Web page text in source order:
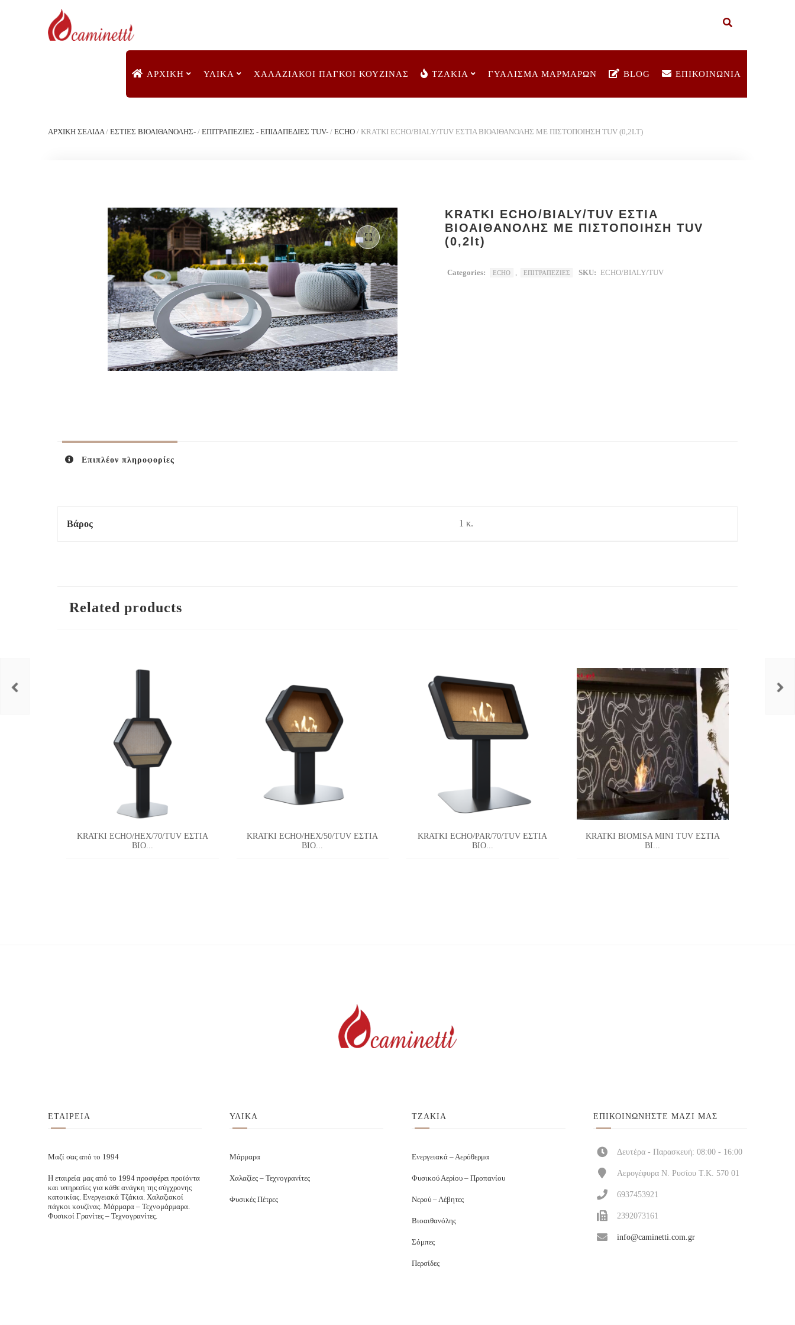
ΑΡΧΙΚΉ ΥΛΙΚΑ ΧΑΛΑΖΙΑΚΟΙ ΠΑΓΚΟΙ ΚΟΥΖΙΝΑΣ ΤΖΑΚΙΑ ΓΥΑΛΙΣΜΑ ΜΑΡΜΑΡΩΝ BLOG ΕΠΙΚΟΙΝΩΝΙΑ
ΑΡΧΙΚΉ ΣΕΛΊΔΑ / ΕΣΤΙΕΣ ΒΙΟΑΙΘΑΝΟΛΗΣ- / ΕΠΙΤΡΑΠΕΖΙΕΣ - ΕΠΙΔΑΠΕΔΙΕΣ TUV- / ECHO /KRATKI ECHO/BIALY/TUV ΕΣΤΙΑ ΒΙΟΑΙΘΑΝΟΛΗΣ ΜΕ ΠΙΣΤΟΠΟΙΗΣΗ TUV (0,2LT)
KRATKI ECHO/BIALY/TUV ΕΣΤΙΑ
ΒΙΟΑΙΘΑΝΟΛΗΣ ΜΕ ΠΙΣΤΟΠΟΙΗΣΗ TUV
(0,2lt)
Categories: ECHO , ΕΠΙΤΡΑΠΕΖΙΕΣ SKU: ECHO/BIALY/TUV
Επιπλέον πληροφορίες
Βάρος 1 κ.
Related products
KRATKI ECHO/HEX/70/TUV ΕΣΤΙΑ
ΒΙΟ...
KRATKI ECHO/HEX/50/TUV ΕΣΤΙΑ
ΒΙΟ...
KRATKI ECHO/PAR/70/TUV ΕΣΤΙΑ
ΒΙΟ...
KRATKI BIOMISA MINI TUV ΕΣΤΙΑ
ΒΙ...
ΕΤΑΙΡΕΙΑ
Μαζί σας από το 1994
Η εταιρεία μας από το 1994 προσφέρει προϊόντα
και υπηρεσίες για κάθε ανάγκη της σύγχρονης
κατοικίας. Ενεργειακά Τζάκια. Χαλαζιακοί
πάγκοι κουζίνας. Μάρμαρα – Τεχνομάρμαρα.
Φυσικοί Γρανίτες – Τεχνογρανίτες.
ΥΛΙΚΑ
Μάρμαρα
Χαλαζίες – Τεχνογρανίτες
Φυσικές Πέτρες
ΤΖΑΚΙΑ
Ενεργειακά – Αερόθερμα
Φυσικού Αερίου – Προπανίου
Νερού – Λέβητες
Βιοαιθανόλης
Σόμπες
Περσίδες
ΕΠΙΚΟΙΝΩΝΉΣΤΕ ΜΑΖΊ ΜΑΣ
Δευτέρα - Παρασκευή: 08:00 - 16:00
Αερογέφυρα Ν. Ρυσίου Τ.Κ. 570 01
6937453921
2392073161
info@caminetti.com.gr